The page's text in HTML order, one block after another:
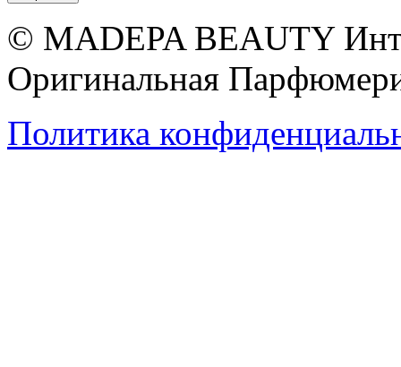
© MADEPA BEAUTY
Оригинальная
Политика